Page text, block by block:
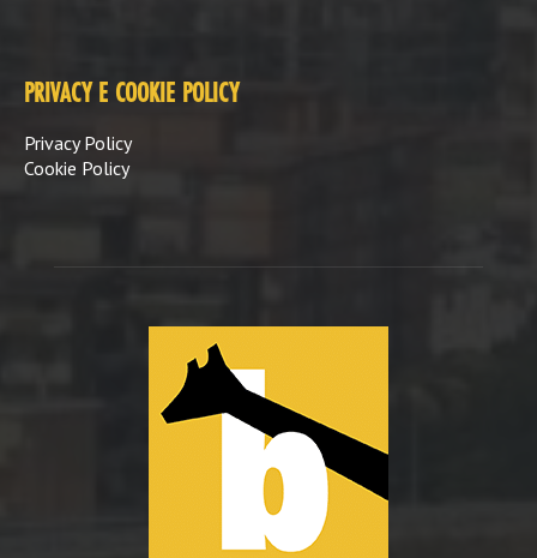
PRIVACY E COOKIE POLICY
Privacy Policy
Cookie Policy